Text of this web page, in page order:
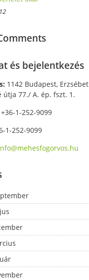
és bejelentkezés
1142 Budapest, Erzsébet
útja 77./ A. ép. fszt. 1.
+36-1-252-9099
1-252-9099